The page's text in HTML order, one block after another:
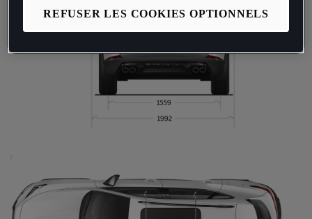
REFUSER LES COOKIES OPTIONNELS